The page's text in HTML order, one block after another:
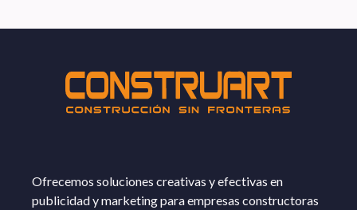
Ofrecemos soluciones creativas y efectivas en
publicidad y marketing para empresas constructoras